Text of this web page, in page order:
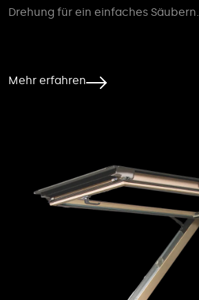
Drehung für ein einfaches Säubern.
Mehr erfahren